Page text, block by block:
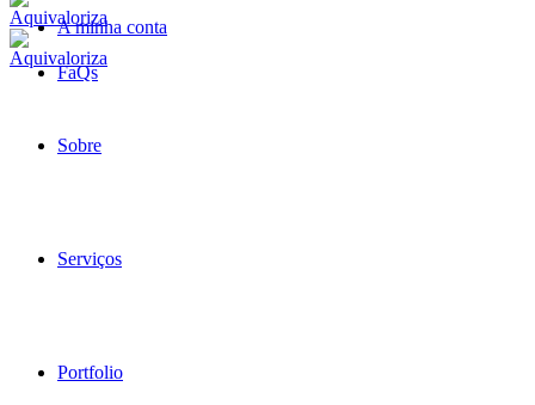
A minha conta
FaQs
Sobre
Serviços
Portfolio